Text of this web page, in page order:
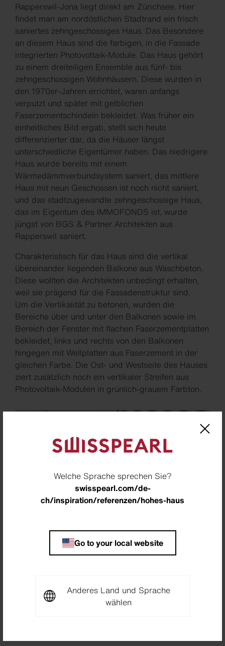
Welche Sprache sprechen Sie?
swisspearl.com/de-
ch/inspiration/referenzen/hohes-haus
Go to your local website
Anderes Land und Sprache
wählen
Rapperswil-Jona liegt direkt am Zürichsee. Hier
findet man am nordöstlichen Stadtrand ein frisch
saniertes zehngeschossiges Haus. Das Besondere
an diesem Haus sind die farbigen, in die Fassade
integrierten Photovoltaik-Module. Das Haus gehört
zu einem dreiteiligen Ensemble aus fünf- bis
zehngeschossigen Wohnhäusern. Diese wurden in
den 1970er-Jahren errichtet, waren anfangs
verputzt und später mit gelblichen
Faserzementschindeln bekleidet. Was früher ein
einheitliches Bild ergab, stellt sich heute
differenzierter dar, da die Häuser längst
unterschiedliche Eigentümer haben. Das niedrigere
Haus wurde bereits mit einem
Wärmedämmverbundsystem saniert, das mittlere
Haus mit neun Geschossen ist noch nicht saniert,
und das stadtzugewandte zehngeschossige Haus,
das im Eigentum des IMMOFONDS ist, wurde
jüngst von BGS & Partner Architekten aus
Rapperswil saniert.
Charakteristisch für das Haus sind die vertikal
übereinander liegenden Balkone aus Waschbeton.
Diese wollten die Architekten unbedingt erhalten,
weil sie prägend für die Fassadenstruktur sind.
Um die Vertikalität zu betonen, wurden die
Bereiche über und unter den Balkonen sowie im
Bereich der Fenster mit flachen Faserzementplatten
bekleidet, links und rechts von den Balkonen
hingegen mit Wellplatten aus Faserzement in der
gleichen Farbe. Die Ost- und Westseite des Hauses
ziert zusätzlich noch ein vertikaler Streifen aus
Photovoltaik-Modulen in grünlich-grauem Farbton.
Rapperswil-Jona, Schweiz